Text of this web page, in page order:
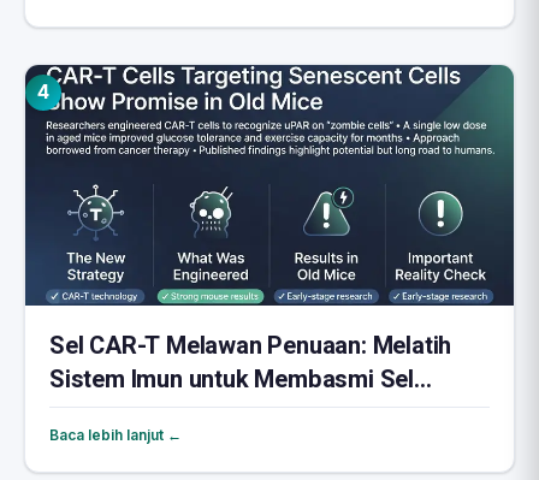
4
Sel CAR-T Melawan Penuaan: Melatih
Sistem Imun untuk Membasmi Sel
Zombie
Baca lebih lanjut ←